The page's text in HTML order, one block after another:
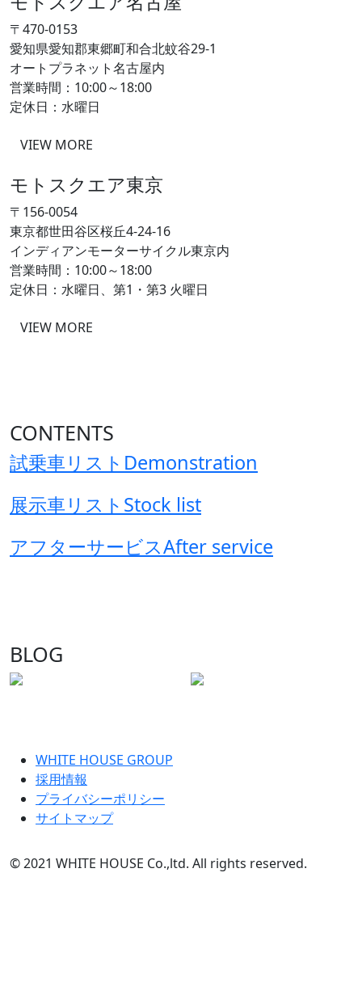
〒470-0153
愛知県愛知郡東郷町和合北蚊谷29-1
オートプラネット名古屋内
営業時間：10:00～18:00
定休日：水曜日
VIEW MORE
モトスクエア東京
〒156-0054
東京都世田谷区桜丘4-24-16
インディアンモーターサイクル東京内
営業時間：10:00～18:00
定休日：水曜日、第1・第3 火曜日
VIEW MORE
CONTENTS
試乗車リスト Demonstration
展示車リスト Stock list
アフターサービスAfter service
BLOG
WHITE HOUSE GROUP
採用情報
プライバシーポリシー
サイトマップ
© 2021 WHITE HOUSE Co.,ltd. All rights reserved.